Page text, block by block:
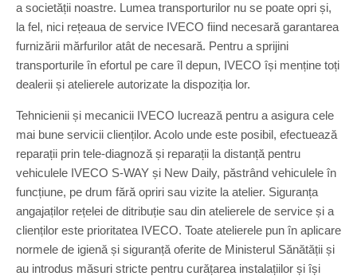
a societății noastre. Lumea transporturilor nu se poate opri și,
la fel, nici rețeaua de service IVECO fiind necesară garantarea
furnizării mărfurilor atât de necesară. Pentru a sprijini
transporturile în efortul pe care îl depun, IVECO își menține toți
dealerii și atelierele autorizate la dispoziția lor.
Tehnicienii și mecanicii IVECO lucrează pentru a asigura cele
mai bune servicii clienților. Acolo unde este posibil, efectuează
reparații prin tele-diagnoză și reparații la distanță pentru
vehiculele IVECO S-WAY și New Daily, păstrând vehiculele în
funcțiune, pe drum fără opriri sau vizite la atelier. Siguranța
angajaților rețelei de ditribuție sau din atelierele de service și a
clienților este prioritatea IVECO. Toate atelierele pun în aplicare
normele de igienă și siguranță oferite de Ministerul Sănătății și
au introdus măsuri stricte pentru curățarea instalațiilor și își